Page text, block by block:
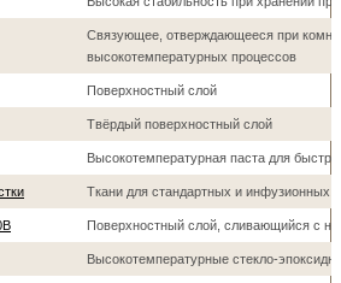
Связующее, отверждающееся при
высокотемпературных процессов
Поверхностный слой
Твёрдый поверхностный слой
Высокотемпературная паста для
Ткани для стандартных и инфузионных
Поверхностный слой, сливающийся с
Высокотемпературные стекло-